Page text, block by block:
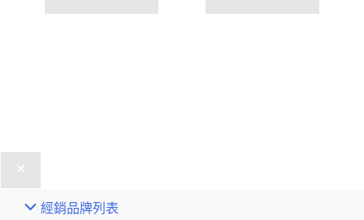
經銷品牌列表